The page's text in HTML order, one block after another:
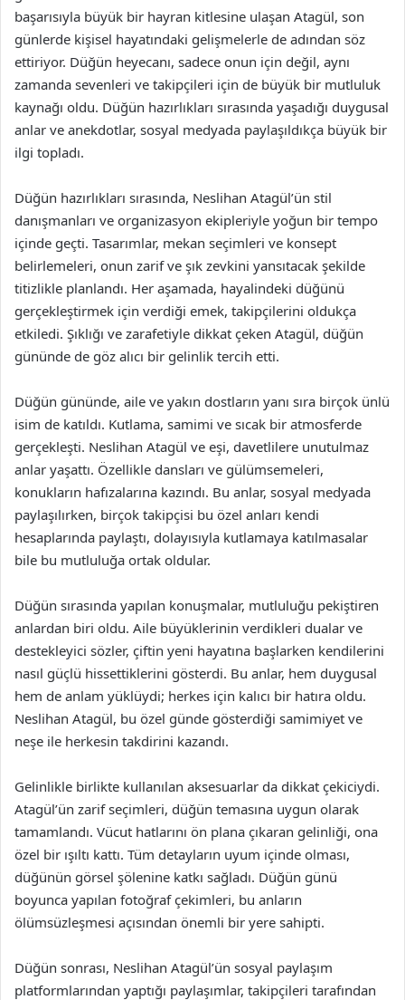
başarısıyla büyük bir hayran kitlesine ulaşan Atagül, son
günlerde kişisel hayatındaki gelişmelerle de adından söz
ettiriyor. Düğün heyecanı, sadece onun için değil, aynı
zamanda sevenleri ve takipçileri için de büyük bir mutluluk
kaynağı oldu. Düğün hazırlıkları sırasında yaşadığı duygusal
anlar ve anekdotlar, sosyal medyada paylaşıldıkça büyük bir
ilgi topladı.
Düğün hazırlıkları sırasında, Neslihan Atagül’ün stil
danışmanları ve organizasyon ekipleriyle yoğun bir tempo
içinde geçti. Tasarımlar, mekan seçimleri ve konsept
belirlemeleri, onun zarif ve şık zevkini yansıtacak şekilde
titizlikle planlandı. Her aşamada, hayalindeki düğünü
gerçekleştirmek için verdiği emek, takipçilerini oldukça
etkiledi. Şıklığı ve zarafetiyle dikkat çeken Atagül, düğün
gününde de göz alıcı bir gelinlik tercih etti.
Düğün gününde, aile ve yakın dostların yanı sıra birçok ünlü
isim de katıldı. Kutlama, samimi ve sıcak bir atmosferde
gerçekleşti. Neslihan Atagül ve eşi, davetlilere unutulmaz
anlar yaşattı. Özellikle dansları ve gülümsemeleri,
konukların hafızalarına kazındı. Bu anlar, sosyal medyada
paylaşılırken, birçok takipçisi bu özel anları kendi
hesaplarında paylaştı, dolayısıyla kutlamaya katılmasalar
bile bu mutluluğa ortak oldular.
Düğün sırasında yapılan konuşmalar, mutluluğu pekiştiren
anlardan biri oldu. Aile büyüklerinin verdikleri dualar ve
destekleyici sözler, çiftin yeni hayatına başlarken kendilerini
nasıl güçlü hissettiklerini gösterdi. Bu anlar, hem duygusal
hem de anlam yüklüydi; herkes için kalıcı bir hatıra oldu.
Neslihan Atagül, bu özel günde gösterdiği samimiyet ve
neşe ile herkesin takdirini kazandı.
Gelinlikle birlikte kullanılan aksesuarlar da dikkat çekiciydi.
Atagül’ün zarif seçimleri, düğün temasına uygun olarak
tamamlandı. Vücut hatlarını ön plana çıkaran gelinliği, ona
özel bir ışıltı kattı. Tüm detayların uyum içinde olması,
düğünün görsel şölenine katkı sağladı. Düğün günü
boyunca yapılan fotoğraf çekimleri, bu anların
ölümsüzleşmesi açısından önemli bir yere sahipti.
Düğün sonrası, Neslihan Atagül’ün sosyal paylaşım
platformlarından yaptığı paylaşımlar, takipçileri tarafından